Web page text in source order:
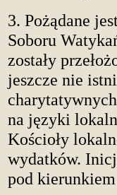
3. Pożądane
Soboru
zostały
jeszcze nie
na języki
Kościoły
wydatków.
pod